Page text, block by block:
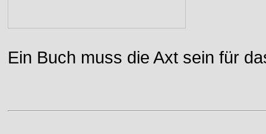
Ein Buch muss die Axt sein für